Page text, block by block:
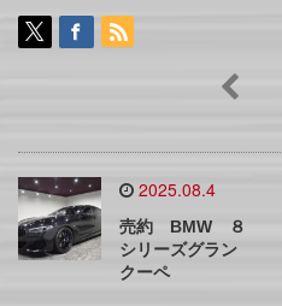
2025.08.4
売約 BMW ８
シリーズグラン
クーペ